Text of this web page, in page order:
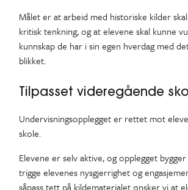
Målet er at arbeid med historiske kilder
kritisk tenkning, og at elevene skal kunne
kunnskap de har i sin egen hverdag med
blikket.
Tilpasset videregående
Undervisningsopplegget er rettet mot
skole.
Elevene er selv aktive, og opplegget
trigge elevenes nysgjerrighet og
såpass tett på kildematerialet ønsker vi at